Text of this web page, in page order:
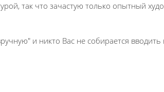
так что зачастую только опытный
и никто Вас не собирается вводить